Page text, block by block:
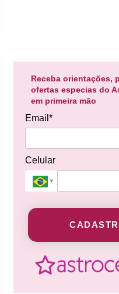
Receba orientações,
ofertas especias do
em primeira mão
Email*
Celular